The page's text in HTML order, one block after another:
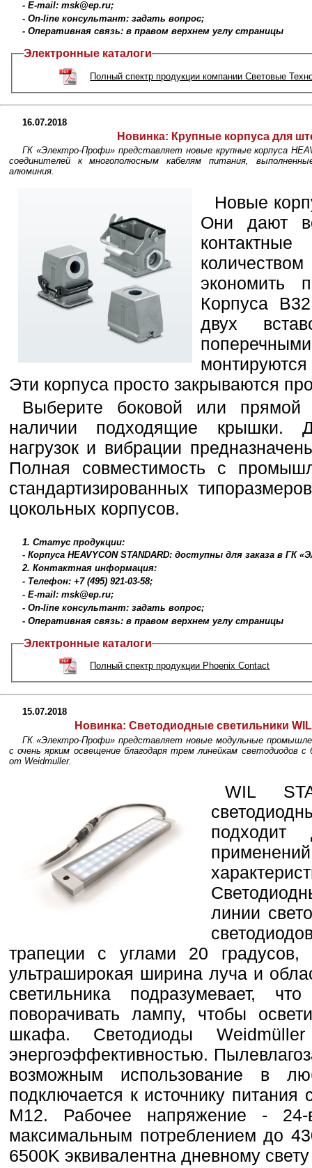
- E-mail: msk@ep.ru;
- On-line консультант: задать вопрос;
- Оперативная связь: в правом верхнем углу страницы
Электронные каталоги
Полный спектр продукции компании Световые
16.07.2018
Новинка: Крупные корпуса для
ГК «Электро-Профи» представляет новые крупные корпуса
соединителей к многополюсным кабелям питания,
алюминия.
Новые
Они дают
экономить
Корпуса
двух
Эти корпуса просто закрываются
Выберите боковой или
наличии подходящие крышки.
нагрузок и вибрации
Полная совместимость с
стандартизированных
цокольных корпусов.
1. Статус продукции:
- Корпуса HEAVYCON STANDARD: доступны для заказа в ГК
2. Контактная информация:
- Телефон: +7 (495) 921-03-58;
- E-mail: msk@ep.ru;
- On-line консультант: задать вопрос;
- Оперативная связь: в правом верхнем углу страницы
Электронные каталоги
Полный спектр продукции Phoenix Contact
15.07.2018
Новинка: Светодиодные светильники
ГК «Электро-Профи» представляет новые модульные
с очень ярким освещение благодаря трем линейкам светодиодов
от Weidmuller.
WIL
подходит
линии
трапеции с углами 20 градусов,
ультраширокая ширина луча и
светильника подразумевает,
поворачивать лампу, чтобы
шкафа. Светодиоды
энергоэффективностью.
возможным использование в
подключается к источнику
M12. Рабочее напряжение - 24-
максимальным потреблением до
6500K эквивалентна дневному